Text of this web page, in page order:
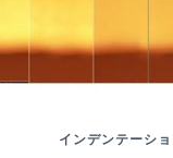
インデンテーシ